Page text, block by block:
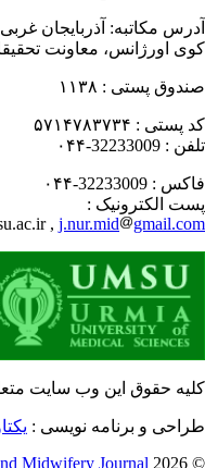
مکاتبه:آذربایجان غربی،
اورژانس، معاونت
پستی : ۱۱۳۸
پستی : ۵۷۱۴۷۸۳۷۳۴
: 32233009-۰۴۴
: 32233009-۰۴۴
الکترونیک :
,j.nur.mid
حقوق این وب سایت
و برنامه نویسی :
©
Midwifery Journal